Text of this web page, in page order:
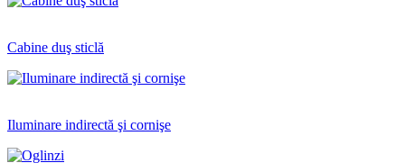
Cabine duş sticlă
Iluminare indirectă şi cornişe